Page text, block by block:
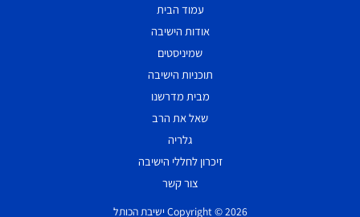
עמוד הבית
אודות הישיבה
שמיניסטים
תוכניות הישיבה
מבית מדרשנו
שאל את הרב
גלריה
זיכרון לחללי הישיבה
צור קשר
Copyright © 2026 ישיבת הכותל